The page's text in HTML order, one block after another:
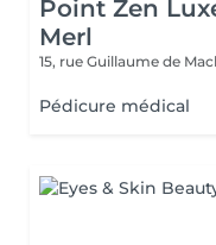
Point Zen
Merl
15, rue Guillaume de
Pédicure médical